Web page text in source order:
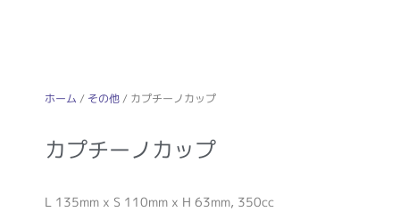
ホーム / その他/ カプチーノカップ
カプチーノカップ
L 135mm x S 110mm x H 63mm, 350cc